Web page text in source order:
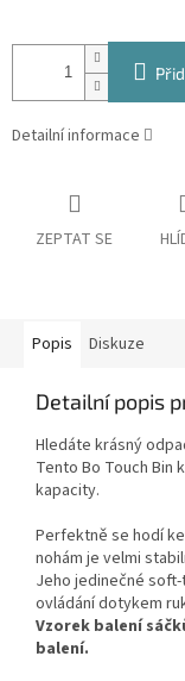
Detailní informace
ZEPTAT SE
Popis Diskuze
Detailní popis
Hledáte krásný
Tento Bo Touch Bin
kapacity.
Perfektně se hodí
nohám je velmi
Jeho jedinečné
ovládání dotykem
Vzorek balení
balení.